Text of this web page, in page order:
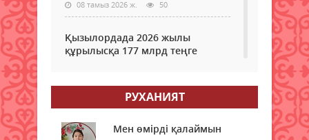
және
08 тамыз 2026 ж. 50
Қызылордада 2026 жылы
құрылысқа 177 млрд теңге
зауыты салынады
РУХАНИЯТ
Мен өмірді қалаймын